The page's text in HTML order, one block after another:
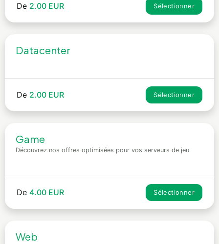
De 2.00 EUR Sélectionner
Datacenter
De 2.00 EUR Sélectionner
Game
Découvrez nos offres optimisées pour vos serveurs de jeu
De 4.00 EUR Sélectionner
Web